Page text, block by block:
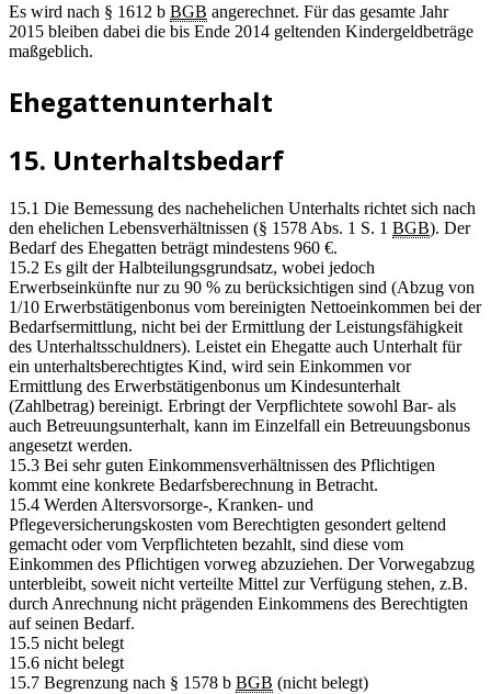
Es wird nach § 1612 b BGB angerechnet. Für das gesamte Jahr
2015 bleiben dabei die bis Ende 2014 geltenden Kindergeldbeträge
maßgeblich.
Ehegattenunterhalt
15. Unterhaltsbedarf
15.1 Die Bemessung des nachehelichen Unterhalts richtet sich nach
den ehelichen Lebensverhältnissen (§ 1578 Abs. 1 S. 1 BGB). Der
Bedarf des Ehegatten beträgt mindestens 960 €.
15.2 Es gilt der Halbteilungsgrundsatz, wobei jedoch
Erwerbseinkünfte nur zu 90 % zu berücksichtigen sind (Abzug von
1/10 Erwerbstätigenbonus vom bereinigten Nettoeinkommen bei der
Bedarfsermittlung, nicht bei der Ermittlung der Leistungsfähigkeit
des Unterhaltsschuldners). Leistet ein Ehegatte auch Unterhalt für
ein unterhaltsberechtigtes Kind, wird sein Einkommen vor
Ermittlung des Erwerbstätigenbonus um Kindesunterhalt
(Zahlbetrag) bereinigt. Erbringt der Verpflichtete sowohl Bar- als
auch Betreuungsunterhalt, kann im Einzelfall ein Betreuungsbonus
angesetzt werden.
15.3 Bei sehr guten Einkommensverhältnissen des Pflichtigen
kommt eine konkrete Bedarfsberechnung in Betracht.
15.4 Werden Altersvorsorge-, Kranken- und
Pflegeversicherungskosten vom Berechtigten gesondert geltend
gemacht oder vom Verpflichteten bezahlt, sind diese vom
Einkommen des Pflichtigen vorweg abzuziehen. Der Vorwegabzug
unterbleibt, soweit nicht verteilte Mittel zur Verfügung stehen, z.B.
durch Anrechnung nicht prägenden Einkommens des Berechtigten
auf seinen Bedarf.
15.5 nicht belegt
15.6 nicht belegt
15.7 Begrenzung nach § 1578 b BGB (nicht belegt)